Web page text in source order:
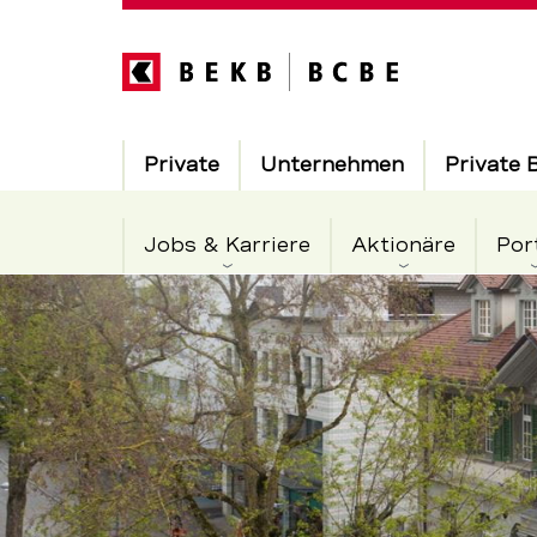
BEKB
eröffnet
Hauptnavigation
Private Unternehmen Private
Jobs & Karriere Aktionäre
Servicenavigation